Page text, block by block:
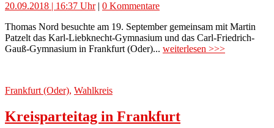
20.09.2018 | 16:37 Uhr| 0 Kommentare
Thomas Nord besuchte am 19. September gemeinsam mit Martin
Patzelt das Karl-Liebknecht-Gymnasium und das Carl-Friedrich-
Gauß-Gymnasium in Frankfurt (Oder)... weiterlesen >>>
Frankfurt (Oder), Wahlkreis
Kreisparteitag in Frankfurt